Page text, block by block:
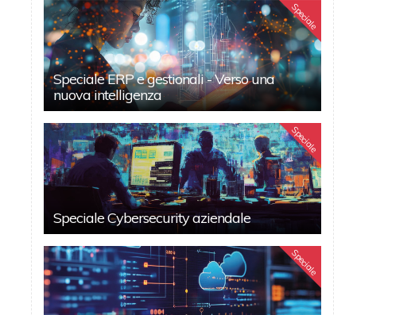
Speciale
Speciale ERP e gestionali - Verso una
nuova intelligenza
Speciale
Speciale Cybersecurity aziendale
Speciale